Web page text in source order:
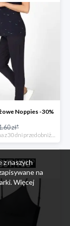
Noppies -30%
zł*
z naszych
na
Więcej